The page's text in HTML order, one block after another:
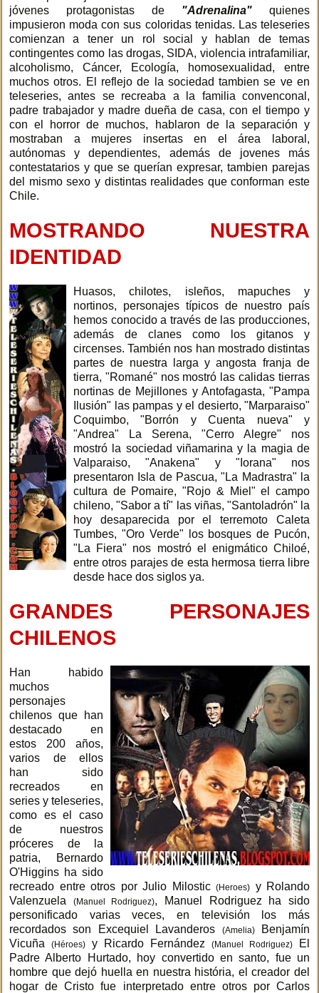
jóvenes protagonistas de "Adrenalina" quienes
impusieron moda con sus coloridas tenidas. Las teleseries
comienzan a tener un rol social y hablan de temas
contingentes como las drogas, SIDA, violencia intrafamiliar,
alcoholismo, Cáncer, Ecología, homosexualidad, entre
muchos otros. El reflejo de la sociedad tambien se ve en
teleseries, antes se recreaba a la familia convenconal,
padre trabajador y madre dueña de casa, con el tiempo y
con el horror de muchos, hablaron de la separación y
mostraban a mujeres insertas en el área laboral,
autónomas y dependientes, además de jovenes más
contestatarios y que se querían expresar, tambien parejas
del mismo sexo y distintas realidades que conforman este
Chile.
MOSTRANDO NUESTRA
IDENTIDAD
Huasos, chilotes, isleños, mapuches y
nortinos, personajes típicos de nuestro país
hemos conocido a través de las producciones,
además de clanes como los gitanos y
circenses. También nos han mostrado distintas
partes de nuestra larga y angosta franja de
tierra, "Romané" nos mostró las calidas tierras
nortinas de Mejillones y Antofagasta, "Pampa
Ilusión" las pampas y el desierto, "Marparaiso"
Coquimbo, "Borrón y Cuenta nueva" y
"Andrea" La Serena, "Cerro Alegre" nos
mostró la sociedad viñamarina y la magia de
Valparaiso, "Anakena" y "Iorana" nos
presentaron Isla de Pascua, "La Madrastra" la
cultura de Pomaire, "Rojo & Miel" el campo
chileno, "Sabor a tí" las viñas, "Santoladrón" la
hoy desaparecida por el terremoto Caleta
Tumbes, "Oro Verde" los bosques de Pucón,
"La Fiera" nos mostró el enigmático Chiloé,
entre otros parajes de esta hermosa tierra libre
desde hace dos siglos ya.
GRANDES PERSONAJES
CHILENOS
Han habido
muchos
personajes
chilenos que han
destacado en
estos 200 años,
varios de ellos
han sido
recreados en
series y teleseries,
como es el caso
de nuestros
próceres de la
patria, Bernardo
O'Higgins ha sido
recreado entre otros por Julio Milostic (Heroes) y Rolando
Valenzuela
(Manuel Rodriguez), Manuel Rodriguez ha sido
personificado varias veces, en televisión los más
recordados son Excequiel Lavanderos
(Amelia)Benjamín
Vicuña
(Héroes) y Ricardo Fernández (Manuel Rodriguez)
El
Padre Alberto Hurtado, hoy convertido en santo, fue un
hombre que dejó huella en nuestra história, el creador del
hogar de Cristo fue interpretado entre otros por Carlos